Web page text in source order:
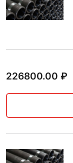
226800.00 ₽